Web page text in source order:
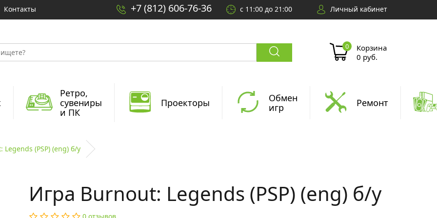
Контакты +7 (812) 606-76-36 с 11:00 до 21:00 Личный кабинет
Корзина
0 руб.
Ретро,
сувениры
и ПК
Проекторы
Обмен
игр
Ремонт
(PSP) (eng) б/у
Игра Burnout: Legends (PSP) (eng) б/у